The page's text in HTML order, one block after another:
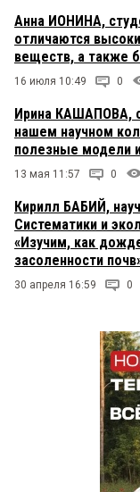
Анна ИОНИНА,
отличаются
веществ, а также
16 июля 10:49 0
Ирина КАШАПОВА,
нашем научном
полезные модели
13 мая 11:57 0
Кирилл БАБИЙ,
Систематики и
«Изучим, как
засоленности
30 апреля 16:59 0